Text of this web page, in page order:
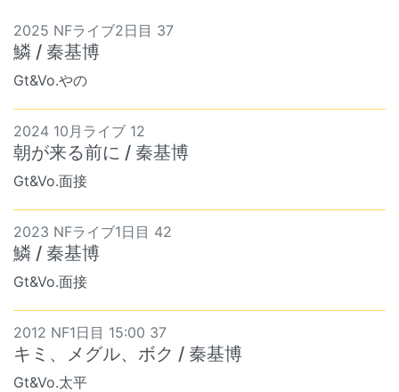
2025 NFライブ2日目 37
鱗 / 秦基博
Gt&Vo.やの
2024 10月ライブ 12
朝が来る前に / 秦基博
Gt&Vo.面接
2023 NFライブ1日目 42
鱗 / 秦基博
Gt&Vo.面接
2012 NF1日目 15:00 37
キミ、メグル、ボク / 秦基博
Gt&Vo.太平